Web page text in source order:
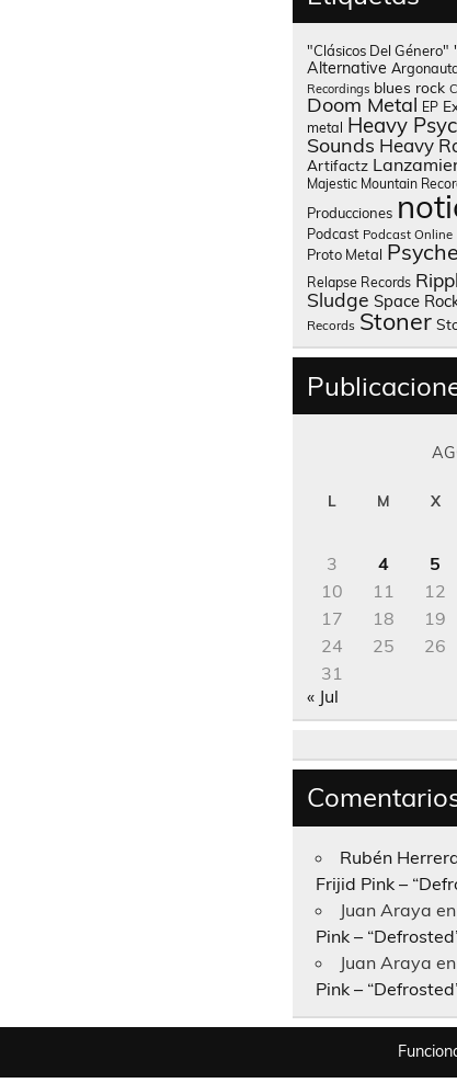
"Clásicos Del Género"
Alternative
Recordings blues rock
Doom Metal EP
metal Heavy
Sounds Heavy
Artifactz
Majestic Mountain
Producciones
Podcast Podcast Online
Proto Metal
Relapse Records
Sludge Space
Records Stoner
L M X
3
4 5
10
11 12
17
18 19
24
25 26
31
« Jul
Rubén
Frijid Pink –
Juan Araya en
Pink –
Juan Araya en
Pink –